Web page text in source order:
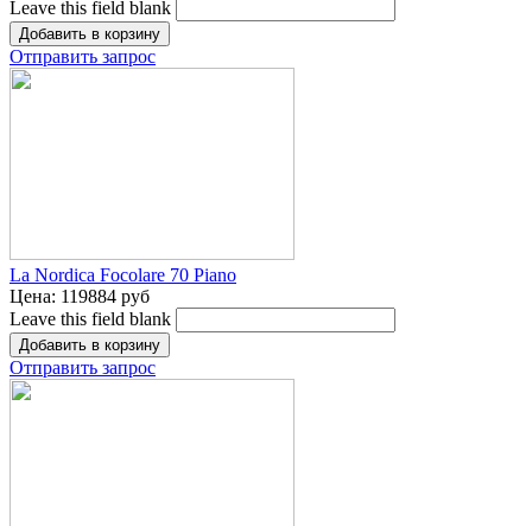
Leave this field blank
Отправить запрос
La Nordica Focolare 70 Piano
Цена: 119884 руб
Leave this field blank
Отправить запрос